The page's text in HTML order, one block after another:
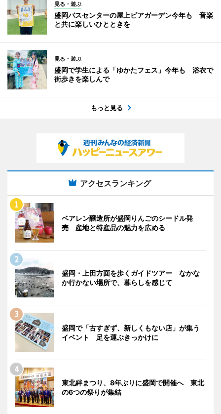
見る・遊ぶ
盛岡バスセンターの屋上ビアガーデン今年も 音楽
と共に楽しいひとときを
見る・遊ぶ
盛岡で学生による「ゆかたフェス」今年も 浴衣で
街歩きを楽しんで
もっと見る
アクセスランキング
ベアレン醸造所が盛岡りんごのシードル発
売 産地と特産品の魅力を広める
盛岡・上田方面を歩くガイドツアー なかな
か行かない場所で、暮らしを感じて
盛岡で「古すぎず、新しくもない店」が集う
イベント 足を運ぶきっかけに
東北絆まつり、8年ぶりに盛岡で開催へ 東北
の6つの祭りが集結